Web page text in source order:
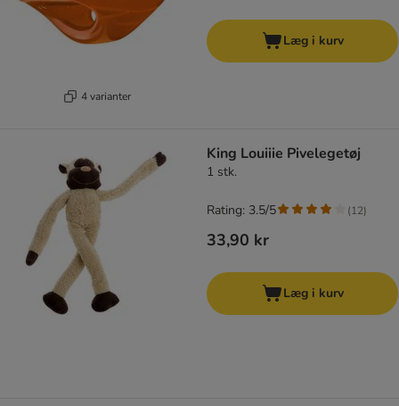
4 varianter
Læg i kurv
King Louiiie Pivelegetøj
1 stk.
33,90 kr
Rating: 3.5/5 (12)
Læg i kurv